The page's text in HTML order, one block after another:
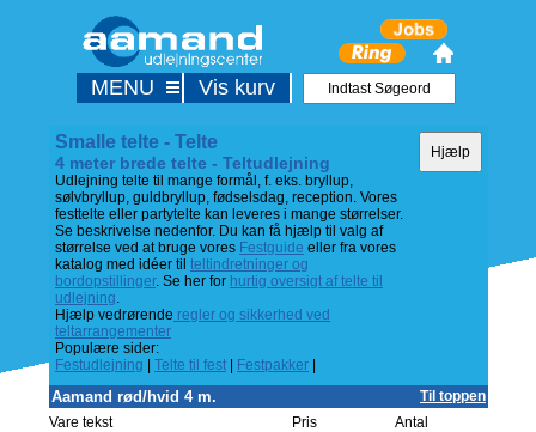
Smalle telte - Telte
4 meter brede telte - Teltudlejning
Udlejning telte til mange formål, f. eks. bryllup,
sølvbryllup, guldbryllup, fødselsdag, reception. Vores
festtelte eller partytelte kan leveres i mange størrelser.
Se beskrivelse nedenfor. Du kan få hjælp til valg af
størrelse ved at bruge vores Festguide eller fra vores
katalog med idéer til teltindretninger og
bordopstillinger. Se her for hurtig oversigt af telte til
udlejning.
Hjælp vedrørende regler og sikkerhed ved
teltarrangementer
Populære sider:
Festudlejning
Telte til fest Festpakker
Aamand rød/hvid 4 m.
Til toppen
Vare tekst
Pris Antal
MENU Vis kurv